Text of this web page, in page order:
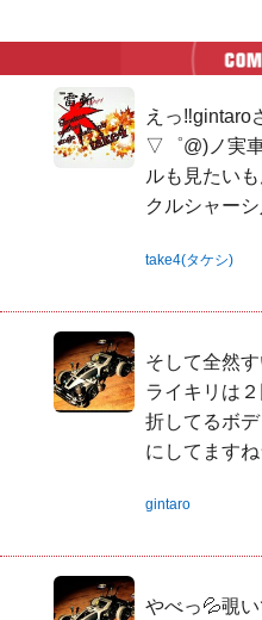
えっ‼gintaro
▽゜@)ノ実
ルも見たい
クルシャー
take4(タケシ)
そして全然
ライキリは
折してるボ
にしてます
gintaro
やべっ💦覗